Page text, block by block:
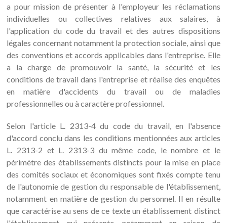
a pour mission de présenter à l'employeur les réclamations
individuelles ou collectives relatives aux salaires, à
l'application du code du travail et des autres dispositions
légales concernant notamment la protection sociale, ainsi que
des conventions et accords applicables dans l'entreprise. Elle
a la charge de promouvoir la santé, la sécurité et les
conditions de travail dans l'entreprise et réalise des enquêtes
en matière d'accidents du travail ou de maladies
professionnelles ou à caractère professionnel.
Selon l'article L. 2313-4 du code du travail, en l'absence
d'accord conclu dans les conditions mentionnées aux articles
L. 2313-2 et L. 2313-3 du même code, le nombre et le
périmètre des établissements distincts pour la mise en place
des comités sociaux et économiques sont fixés compte tenu
de l'autonomie de gestion du responsable de l'établissement,
notamment en matière de gestion du personnel. Il en résulte
que caractérise au sens de ce texte un établissement distinct